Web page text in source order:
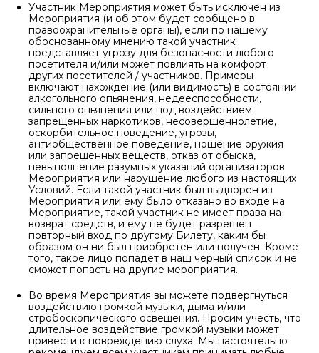
Участник Мероприятия может быть исключен из
Мероприятия (и об этом будет сообщено в
правоохранительные органы), если по нашему
обоснованному мнению такой участник
представляет угрозу для безопасности любого
посетителя и/или может повлиять на комфорт
других посетителей / участников. Примеры
включают нахождение (или видимость) в состоянии
алкогольного опьянения, недееспособности,
сильного опьянения или под воздействием
запрещенных наркотиков, несовершеннолетие,
оскорбительное поведение, угрозы,
антиобщественное поведение, ношение оружия
или запрещенных веществ, отказ от обыска,
невыполнение разумных указаний организаторов
Мероприятия или нарушение любого из настоящих
Условий. Если такой участник был выдворен из
Мероприятия или ему было отказано во входе на
Мероприятие, такой участник не имеет права на
возврат средств, и ему не будет разрешен
повторный вход по другому Билету, каким бы
образом он ни был приобретен или получен. Кроме
того, такое лицо попадет в наш черный список и не
сможет попасть на другие мероприятия.
Во время Мероприятия вы можете подвергнуться
воздействию громкой музыки, дыма и/или
стробоскопического освещения. Просим учесть, что
длительное воздействие громкой музыки может
привести к повреждению слуха. Мы настоятельно